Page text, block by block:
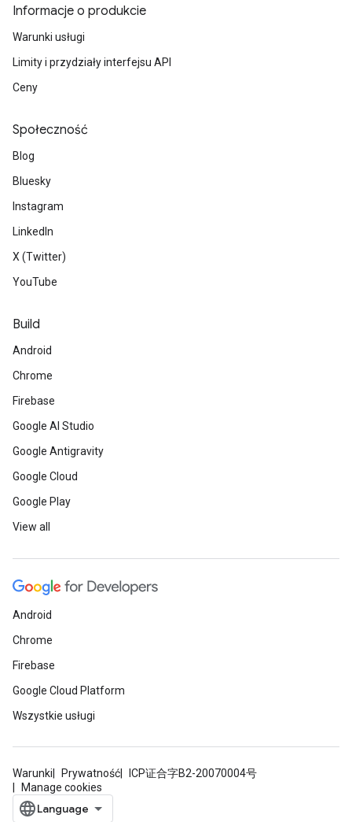
Informacje o produkcie
Warunki usługi
Limity i przydziały interfejsu API
Ceny
Społeczność
Blog
Bluesky
Instagram
LinkedIn
X (Twitter)
YouTube
Build
Android
Chrome
Firebase
Google AI Studio
Google Antigravity
Google Cloud
Google Play
View all
Android
Chrome
Firebase
Google Cloud Platform
Wszystkie usługi
Warunki Prywatność
ICP证合字B2-20070004号
Manage cookies